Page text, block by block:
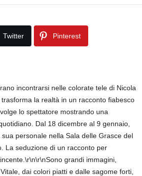
Twitter Pinterest
incontrarsi nelle colorate tele di Nicola
la realtà in un racconto fiabesco
lo spettatore mostrando una
Dal 18 dicembre al 9 gennaio,
personale nella Sala delle Grasce del
La seduzione di un racconto per
grandi immagini,
dai colori piatti e dalle sagome forti,